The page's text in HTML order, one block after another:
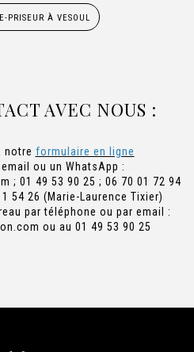
PRISEUR À VESOUL
AVEC NOUS :
notre formulaire en ligne
ou un WhatsApp :
; 01 49 53 90 25 ; 06 70 01 72 94
54 26 (Marie-Laurence Tixier)
par téléphone ou par email :
ou au 01 49 53 90 25